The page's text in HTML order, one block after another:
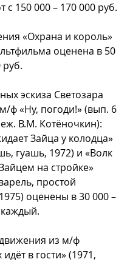
с 150 000 – 170 000 руб.
«Охрана и король»
оценена в 50
руб.
эскиза Светозара
ф «Ну, погоди!» (вып. 6
В.М. Котёночкин):
Зайца у колодца»
гуашь, 1972) и «Волк
на стройке»
простой
оценены в 30 000 –
из м/ф
в гости» (1971,